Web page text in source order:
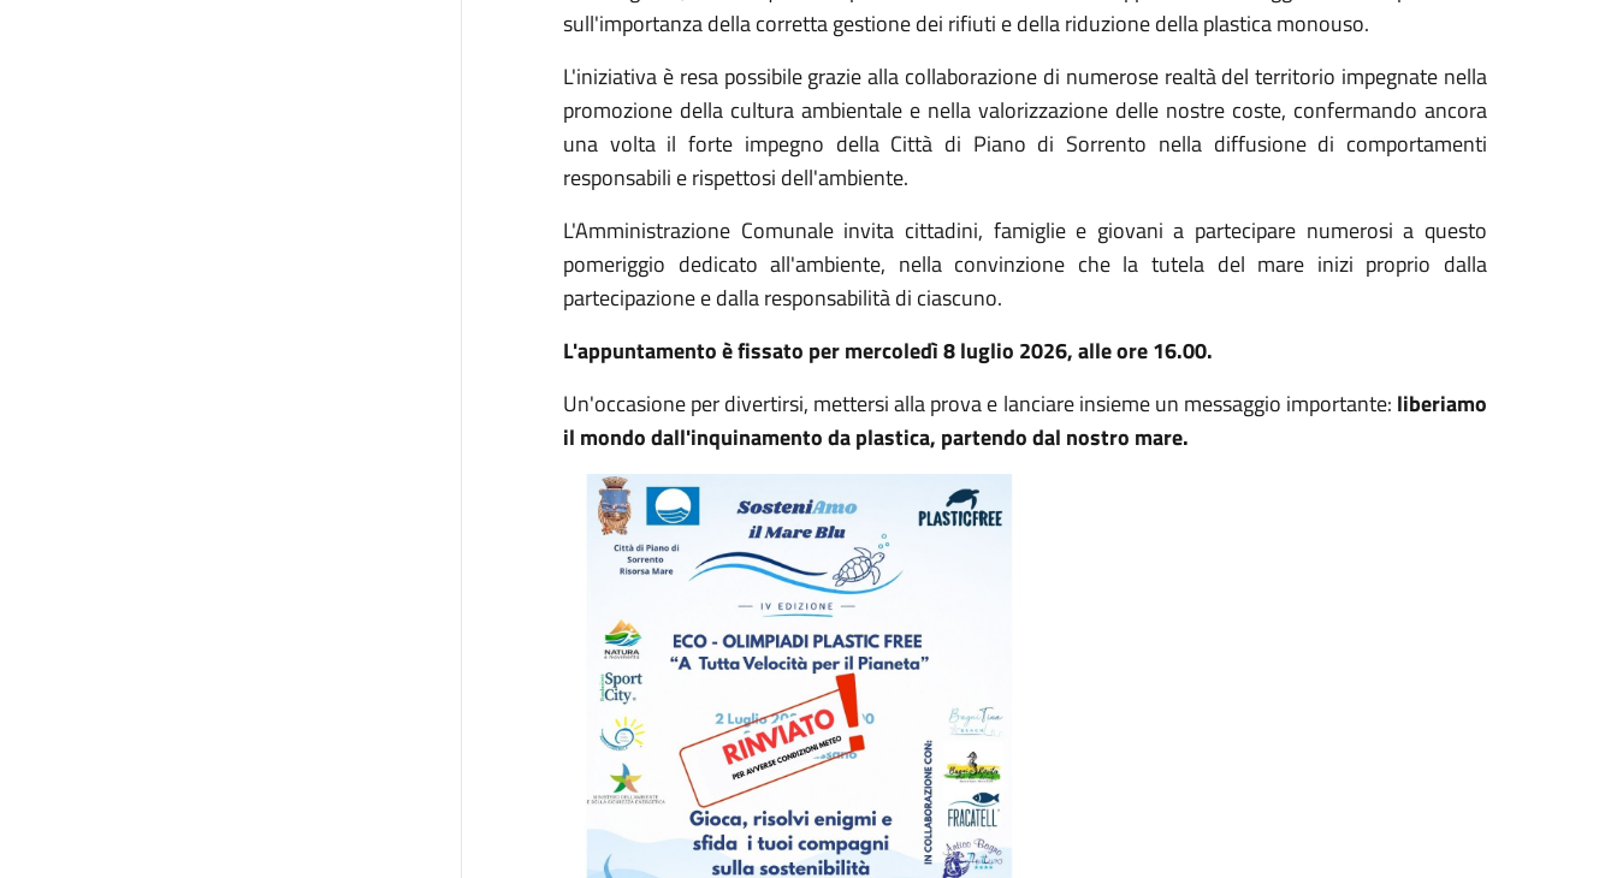
sull'importanza della corretta gestione dei rifiuti e della riduzione della plastica monouso.
L'iniziativa è resa possibile grazie alla collaborazione di numerose realtà del territorio impegnate nella
promozione della cultura ambientale e nella valorizzazione delle nostre coste, confermando ancora
una volta il forte impegno della Città di Piano di Sorrento nella diffusione di comportamenti
responsabili e rispettosi dell'ambiente.
L'Amministrazione Comunale invita cittadini, famiglie e giovani a partecipare numerosi a questo
pomeriggio dedicato all'ambiente, nella convinzione che la tutela del mare inizi proprio dalla
partecipazione e dalla responsabilità di ciascuno.
L'appuntamento è fissato per mercoledì 8 luglio 2026, alle ore 16.00.
Un'occasione per divertirsi, mettersi alla prova e lanciare insieme un messaggio importante: liberiamo
il mondo dall'inquinamento da plastica, partendo dal nostro mare.